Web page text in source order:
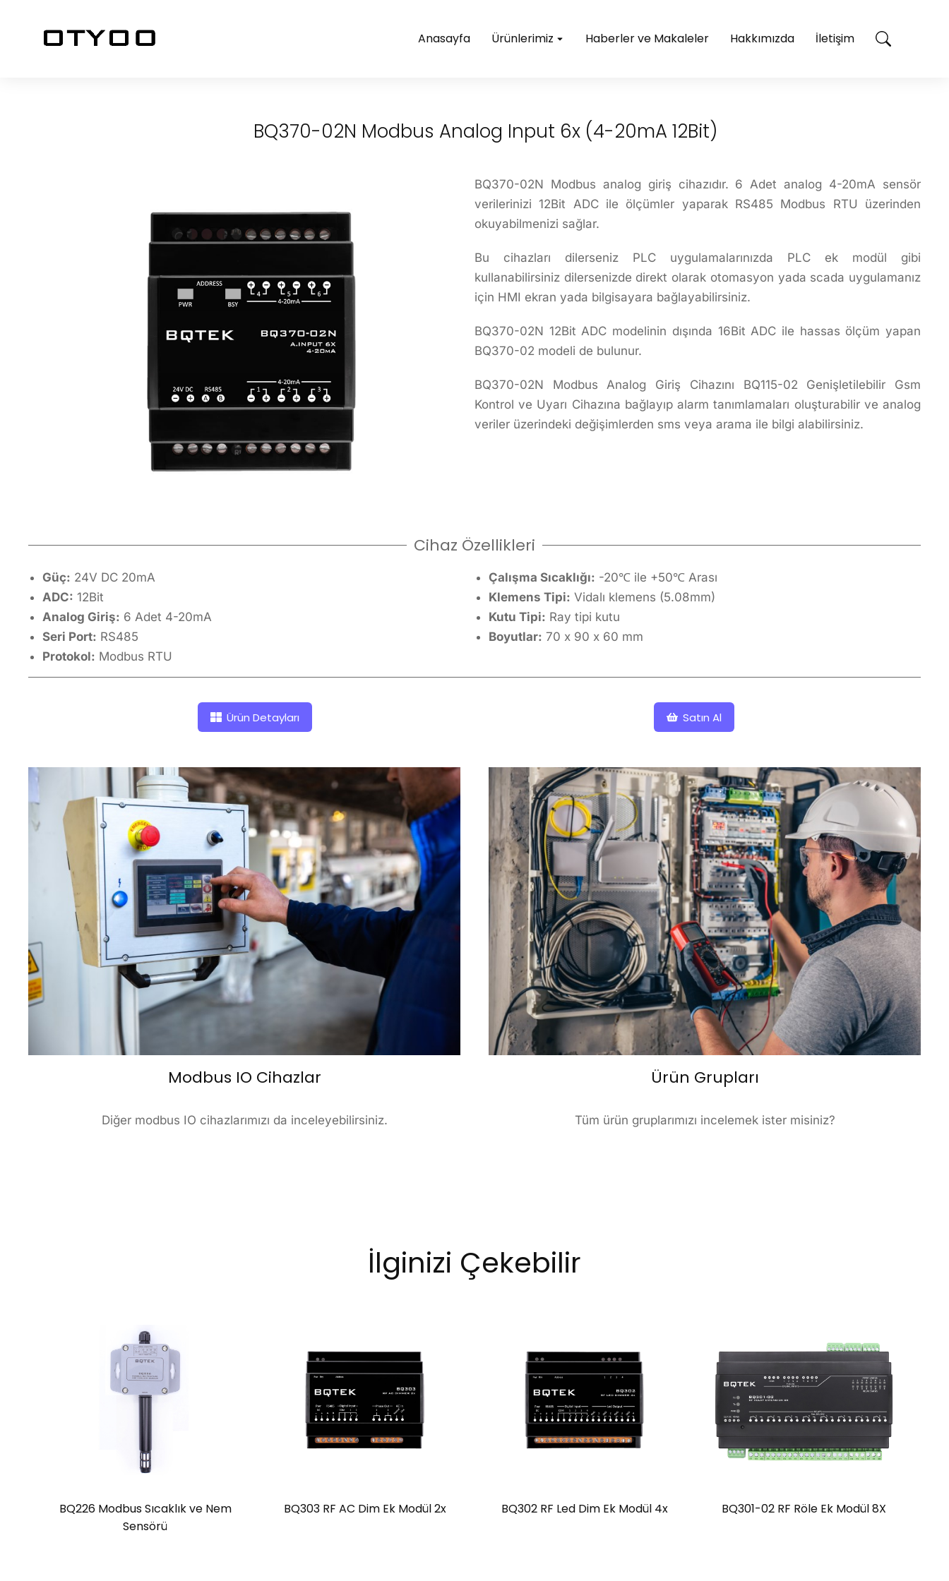
Anasayfa Ürünlerimiz Haberler ve Makaleler Hakkımızda İletişim
BQ370-02N Modbus Analog Input 6x (4-20mA 12Bit)
BQ370-02N Modbus analog giriş cihazıdır. 6 Adet analog 4-20mA sensör
verilerinizi 12Bit ADC ile ölçümler yaparak RS485 Modbus RTU üzerinden
okuyabilmenizi sağlar.
Bu cihazları dilerseniz PLC uygulamalarınızda PLC ek modül gibi
kullanabilirsiniz dilersenizde direkt olarak otomasyon yada scada uygulamanız
için HMI ekran yada bilgisayara bağlayabilirsiniz.
BQ370-02N 12Bit ADC modelinin dışında 16Bit ADC ile hassas ölçüm yapan
BQ370-02 modeli de bulunur.
BQ370-02N Modbus Analog Giriş Cihazını BQ115-02 Genişletilebilir Gsm
Kontrol ve Uyarı Cihazına bağlayıp alarm tanımlamaları oluşturabilir ve analog
veriler üzerindeki değişimlerden sms veya arama ile bilgi alabilirsiniz.
Cihaz Özellikleri
Güç: 24V DC 20mA
ADC: 12Bit
Analog Giriş: 6 Adet 4-20mA
Seri Port: RS485
Protokol: Modbus RTU
Çalışma Sıcaklığı: -20℃ ile +50℃ Arası
Klemens Tipi: Vidalı klemens (5.08mm)
Kutu Tipi: Ray tipi kutu
Boyutlar: 70 x 90 x 60 mm
Ürün Detayları Satın Al
Modbus IO Cihazlar
Diğer modbus IO cihazlarımızı da inceleyebilirsiniz.
Ürün Grupları
Tüm ürün gruplarımızı incelemek ister misiniz?
İlginizi Çekebilir
BQ226 Modbus Sıcaklık ve Nem
Sensörü
BQ303 RF AC Dim Ek Modül 2x BQ302 RF Led Dim Ek Modül 4x BQ301-02 RF Röle Ek Modül 8X